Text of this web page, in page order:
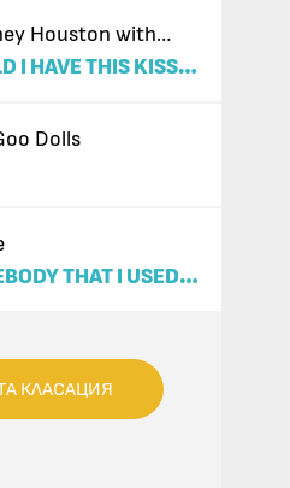
Houston with
Iglesias
I HAVE THIS KISS
Dolls
THAT I USED
КЛАСАЦИЯ